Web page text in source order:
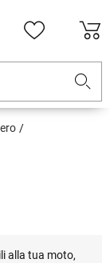
alla tua moto,